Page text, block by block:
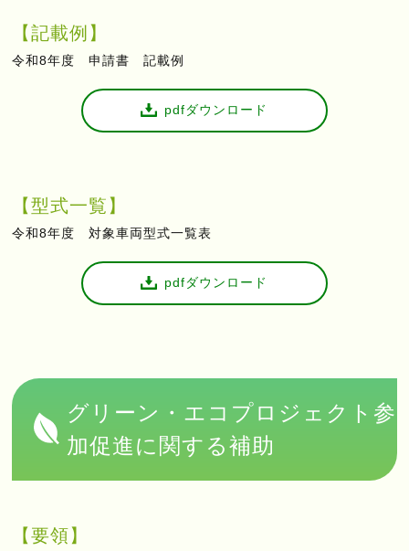
【記載例】
令和8年度 申請書 記載例
pdfダウンロード
【型式一覧】
令和8年度 対象車両型式一覧表
pdfダウンロード
グリーン・エコプロジェクト参
加促進に関する補助
【要領】